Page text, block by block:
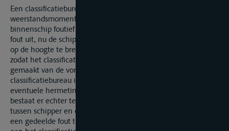
Een classificatiebureau begaat een fout wanneer zij het
weerstandsmoment van de dennebooom van een
binnenschip foutief berekent. Echter maakt zulks geen grove
fout uit, nu de schipper had nagelaten het classificatiebureau
op de hoogte te brengen van de hermeting van het schip
zodat het classificatiebureau ten onrechte gebruik heeft
gemaakt van de vorige meetbrief. Hoewel het
classificatiebureau in beginsel wel de informatie over een
eventuele hermeting had kunnen opvragen aan de schipper,
bestaat er echter tevens een plicht tot loyale samenwerking
tussen schipper en classificatiebureau, zodat er sprake is van
een gedeelde fout tussen beiden, zonder dat een zware fout